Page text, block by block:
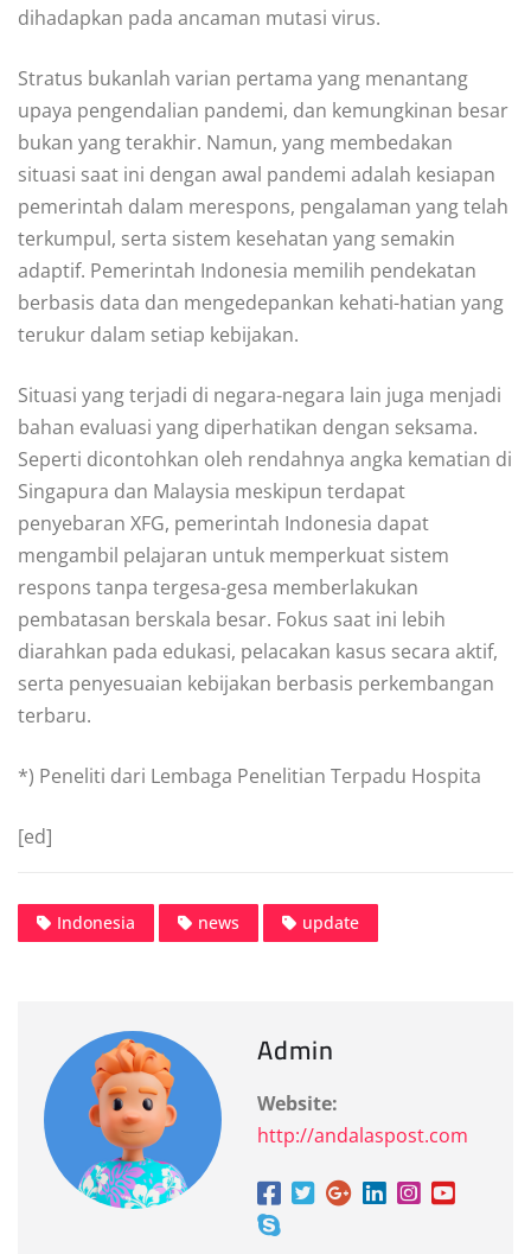
dihadapkan pada ancaman mutasi virus.
Stratus bukanlah varian pertama yang menantang
upaya pengendalian pandemi, dan kemungkinan besar
bukan yang terakhir. Namun, yang membedakan
situasi saat ini dengan awal pandemi adalah kesiapan
pemerintah dalam merespons, pengalaman yang telah
terkumpul, serta sistem kesehatan yang semakin
adaptif. Pemerintah Indonesia memilih pendekatan
berbasis data dan mengedepankan kehati-hatian yang
terukur dalam setiap kebijakan.
Situasi yang terjadi di negara-negara lain juga menjadi
bahan evaluasi yang diperhatikan dengan seksama.
Seperti dicontohkan oleh rendahnya angka kematian di
Singapura dan Malaysia meskipun terdapat
penyebaran XFG, pemerintah Indonesia dapat
mengambil pelajaran untuk memperkuat sistem
respons tanpa tergesa-gesa memberlakukan
pembatasan berskala besar. Fokus saat ini lebih
diarahkan pada edukasi, pelacakan kasus secara aktif,
serta penyesuaian kebijakan berbasis perkembangan
terbaru.
*) Peneliti dari Lembaga Penelitian Terpadu Hospita
[ed]
Indonesia news update
Admin
Website:
http://andalaspost.com